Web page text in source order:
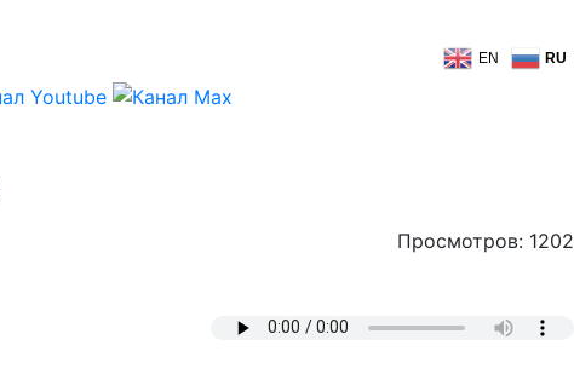
EN RU
Просмотров: 1202